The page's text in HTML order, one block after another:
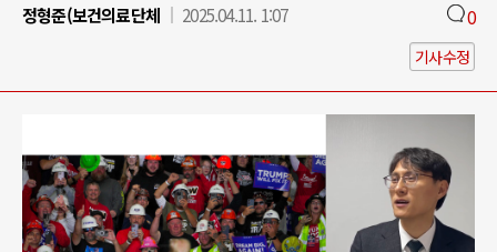
정형준(보건의료단체
2025.04.11. 1:07 0
기사수정